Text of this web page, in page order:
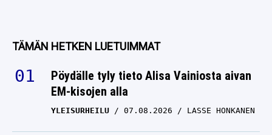
TÄMÄN HETKEN LUETUIMMAT
Pöydälle tyly tieto Alisa Vainiosta aivan
EM-kisojen alla
YLEISURHEILU 07.08.2026 LASSE HONKANEN